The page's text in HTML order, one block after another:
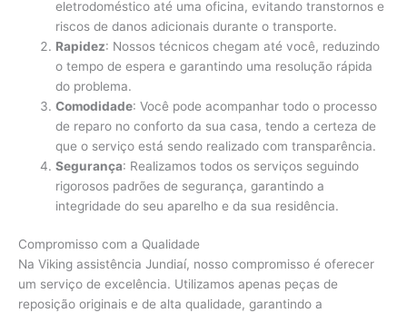
eletrodoméstico até uma oficina, evitando transtornos e
riscos de danos adicionais durante o transporte.
Rapidez: Nossos técnicos chegam até você, reduzindo
o tempo de espera e garantindo uma resolução rápida
do problema.
Comodidade: Você pode acompanhar todo o processo
de reparo no conforto da sua casa, tendo a certeza de
que o serviço está sendo realizado com transparência.
Segurança: Realizamos todos os serviços seguindo
rigorosos padrões de segurança, garantindo a
integridade do seu aparelho e da sua residência.
Compromisso com a Qualidade
Na Viking assistência Jundiaí, nosso compromisso é oferecer
um serviço de excelência. Utilizamos apenas peças de
reposição originais e de alta qualidade, garantindo a